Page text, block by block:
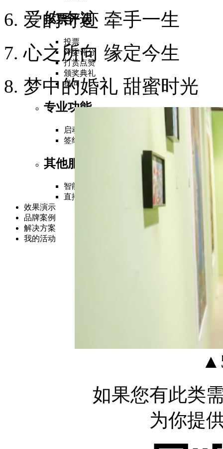
投票评选
投票
评委评分
打赏点赞
颁奖典礼
提问
专业功能
启动仪式
签约仪式
其他服务
智能硬件
直播
效果演示
品牌案例
解决方案
我的活动
6. 爱的奇迹 牵手一生
7. 心之所向 缘定今生
8. 梦中的婚礼 甜蜜时光
如果您有此类
为你提